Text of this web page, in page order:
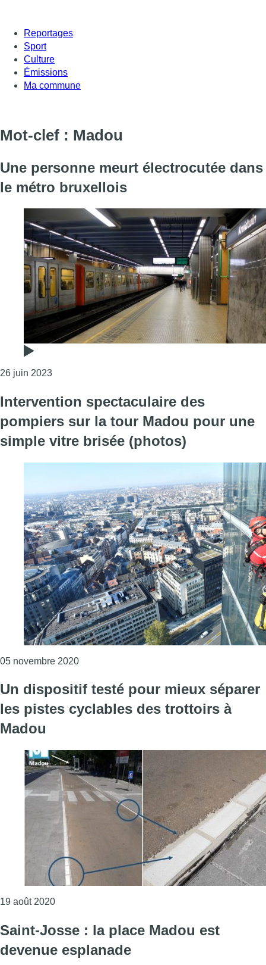
Reportages
Sport
Culture
Émissions
Ma commune
Mot-clef : Madou
Une personne meurt électrocutée dans
le métro bruxellois
26 juin 2023Consulter l'article "Une personne meurt
Intervention spectaculaire des
pompiers sur la tour Madou pour une
simple vitre brisée (photos)
05 novembre 2020Consulter l'article "Intervention
Un dispositif testé pour mieux séparer
les pistes cyclables des trottoirs à
Madou
19 août 2020Consulter l'article "Un dispositif testé pour mieux
Saint-Josse : la place Madou est
devenue esplanade